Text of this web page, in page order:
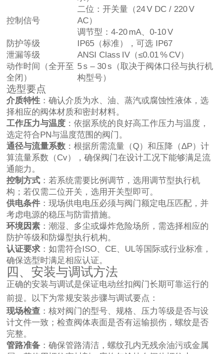
控制信号
二位：开关量（24 V DC / 220 V
AC）
调节型：4‑20 mA、0‑10 V
防护等级
IP65（标准），可选 IP67
泄漏等级
ANSI Class IV（≤0.01 % CV）
动作时间（全开至
全闭）
5 s – 30 s（取决于阀体口径与执行机
构型号）
选型要点
介质特性 ：确认介质为水、油、蒸汽或腐蚀性液体，选
择相应的阀体材质和密封材料。
工作压力与温度 ：依据系统的良好高工作压力与温度，
选定符合PN与温度范围的阀门。
通径与流量系数 ：根据所需流量（Q）和压降（ΔP）计
算流量系数（Cv），确保阀门在设计工况下能够满足流
通能力。
控制方式 ：若系统需要比例调节，选用调节型执行机
构；若仅需二位开关，选用开关型即可。
供电条件 ：现场供电电压必须与阀门额定电压匹配，并
考虑电源的稳压与防雷措施。
环境因素 ：潮湿、多尘或爆炸危险场所，需选择相应的
防护等级和防爆型执行机构。
认证要求 ：如需符合ISO、CE、UL等国际或行业标准，
确保选型时满足相应认证。
四、安装与调试方法
正确的安装与调试是保证电动丝扣阀门长期可靠运行的
前提。以下为常规安装步骤与调试要点：
现场检查 ：核对阀门的型号、规格、压力等级是否与设
计文件一致；检查阀体表面是否有运输损伤，螺纹是否
完整。
管路准备 ：确保管路清洁，螺纹孔内无残余油污或金属